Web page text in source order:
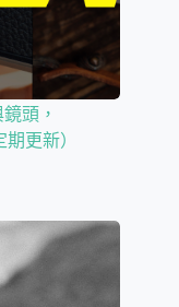
頭，
更新）